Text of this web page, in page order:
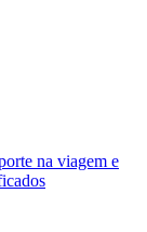
na viagem e